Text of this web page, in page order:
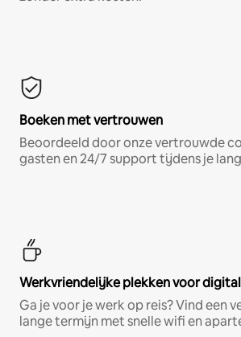
Boeken met vertrouwen
Beoordeeld door onze vertrouwde
gasten en 24/7 support tijdens je
Werkvriendelijke plekken voor
Ga je voor je werk op reis? Vind een
lange termijn met snelle wifi en